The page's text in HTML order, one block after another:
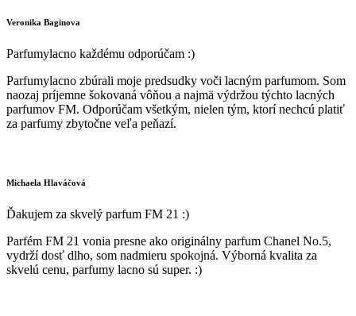
Veronika Baginova
Parfumylacno každému odporúčam :)
Parfumylacno zbúrali moje predsudky voči lacným parfumom. Som
naozaj príjemne šokovaná vôňou a najmä výdržou týchto lacných
parfumov FM. Odporúčam všetkým, nielen tým, ktorí nechcú platiť
za parfumy zbytočne veľa peňazí.
Michaela Hlaváčová
Ďakujem za skvelý parfum FM 21 :)
Parfém FM 21 vonia presne ako originálny parfum Chanel No.5,
vydrží dosť dlho, som nadmieru spokojná. Výborná kvalita za
skvelú cenu, parfumy lacno sú super. :)